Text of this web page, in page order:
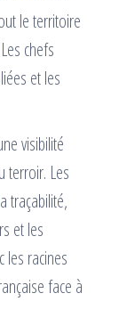
le territoire
chefs
et les
visibilité
terroir. Les
traçabilité,
et les
les racines
face à